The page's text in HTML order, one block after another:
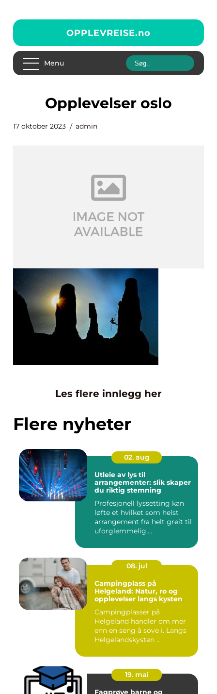
OPPLEVREISE.no
Menu
opplevelser oslo
17 oktober 2023 admin
Les flere innlegg her
Flere nyheter
02. aug
Utleie av lys til
arrangementer: slik skaper
du riktig stemning
Profesjonell lyssetting kan
løfte et hvilket som helst
arrangement fra helt greit til
uforglemmelig....
08. jul
Campingplass på
Helgeland: Natur, ro og
opplevelser langs kysten
Campingplasser på
Helgeland handler om mer
enn en seng å sove i. Langs
Helgelandskysten ...
19. mai
Fagprøve barne og